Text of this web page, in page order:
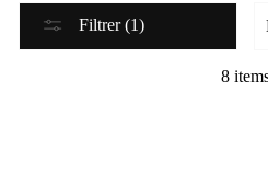
Filtrer (1)
8